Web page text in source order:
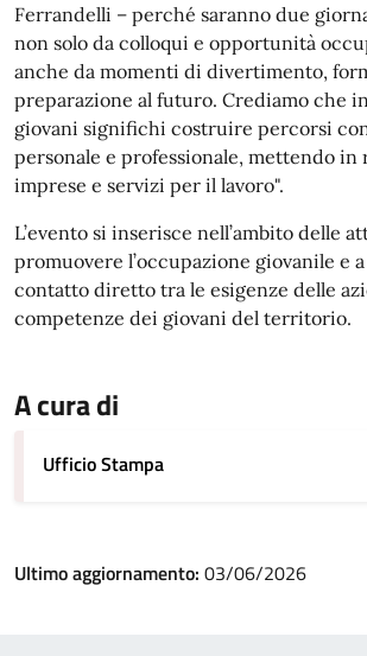
Ferrandelli – perché saranno due
non solo da colloqui e opportunità
anche da momenti di divertimento,
preparazione al futuro. Crediamo che
giovani significhi costruire percorsi
personale e professionale, mettendo
imprese e servizi per il lavoro".
L’evento si inserisce nell’ambito delle
promuovere l’occupazione giovanile e
contatto diretto tra le esigenze delle
competenze dei giovani del territorio.
A cura di
Ufficio Stampa
Ultimo aggiornamento: 03/06/2026